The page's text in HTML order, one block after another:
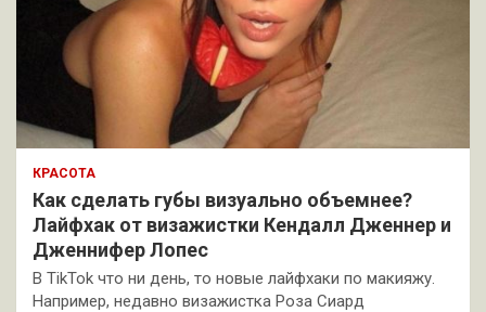
КРАСОТА
Как сделать губы визуально объемнее?
Лайфхак от визажистки Кендалл Дженнер и
Дженнифер Лопес
В TikTok что ни день, то новые лайфхаки по макияжу.
Например, недавно визажистка Роза Сиард